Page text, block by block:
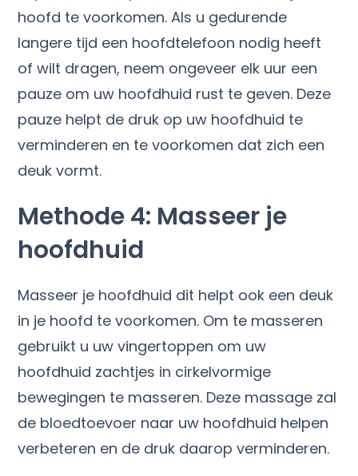
hoofd te voorkomen. Als u gedurende
langere tijd een hoofdtelefoon nodig heeft
of wilt dragen, neem ongeveer elk uur een
pauze om uw hoofdhuid rust te geven. Deze
pauze helpt de druk op uw hoofdhuid te
verminderen en te voorkomen dat zich een
deuk vormt.
Methode 4: Masseer je
hoofdhuid
Masseer je hoofdhuid dit helpt ook een deuk
in je hoofd te voorkomen. Om te masseren
gebruikt u uw vingertoppen om uw
hoofdhuid zachtjes in cirkelvormige
bewegingen te masseren. Deze massage zal
de bloedtoevoer naar uw hoofdhuid helpen
verbeteren en de druk daarop verminderen.